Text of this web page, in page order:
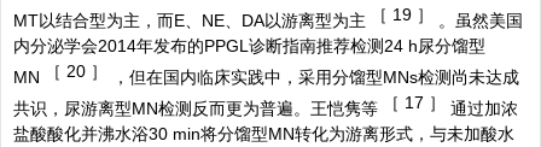
MT以结合型为主，而E、NE、DA以游离型为主
［ 19 ］
。虽然美国
内分泌学会2014年发布的PPGL诊断指南推荐检测24 h尿分馏型
MN
［ 20 ］
，但在国内临床实践中，采用分馏型MNs检测尚未达成
共识，尿游离型MN检测反而更为普遍。王恺隽等
［ 17 ］ 通过加浓
盐酸酸化并沸水浴30 min将分馏型MN转化为游离形式，与未加酸水